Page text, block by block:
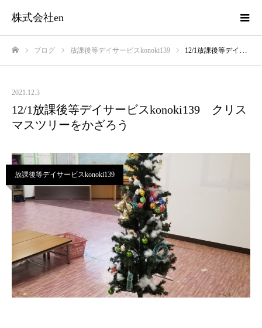
株式会社en
ブログ 放課後等デイサービスkonoki139 12/1放課後等デイサービスkonoki139 クリスマスツリーをかざろう
2021.12.3
12/1放課後等デイサービスkonoki139 クリス
マスツリーをかざろう
放課後等デイサービスkonoki139